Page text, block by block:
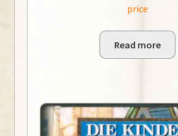
price
Read more